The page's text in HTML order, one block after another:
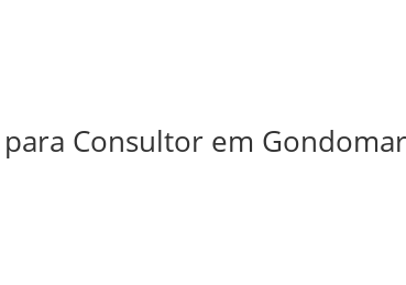
Consultor em Gondomar